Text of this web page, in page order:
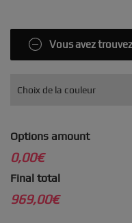
Vous avez
Options amount
0,00€
Final total
969,00€